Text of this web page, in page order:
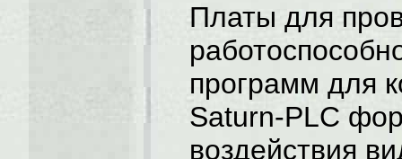
Платы для
программ для
Saturn-PLC
воздействия